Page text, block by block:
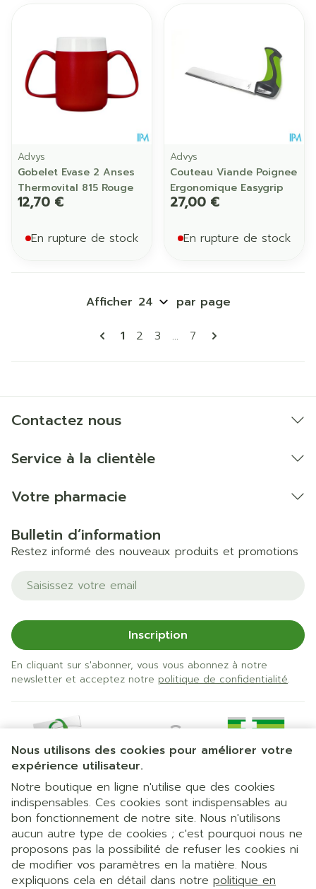
Nous utilisons des cookies pour améliorer votre
expérience utilisateur.
Notre boutique en ligne n'utilise que des cookies
indispensables. Ces cookies sont indispensables au
bon fonctionnement de notre site. Nous n'utilisons
aucun autre type de cookies ; c'est pourquoi nous ne
proposons pas la possibilité de refuser les cookies ni
de modifier vos paramètres en la matière. Nous
expliquons cela en détail dans notre politique en
Advys
Gobelet Evase 2 Anses
Thermovital 815 Rouge
12,70 €
En rupture de stock
Advys
Couteau Viande Poignee
Ergonomique Easygrip
27,00 €
En rupture de stock
Pages
Vous lisez actuellement la page
1 Page
2 Page
3 ... Page
7
Afficher par page
Contactez nous
Service à la clientèle
Votre pharmacie
Bulletin d’information
Restez informé des nouveaux produits et promotions
Adresse mail
Inscription
En cliquant sur s'abonner, vous vous abonnez à notre
newsletter et acceptez notre politique de confidentialité.
Liens légaux